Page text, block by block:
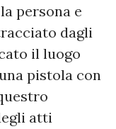
persona e
dagli
il luogo
pistola con
atti